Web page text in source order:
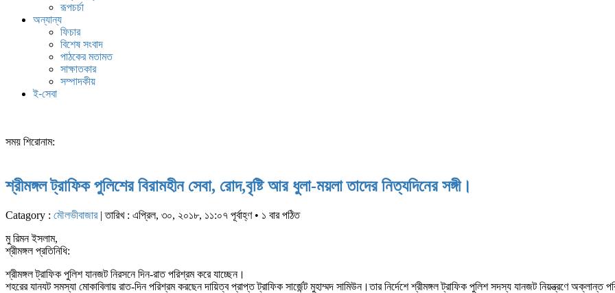
রূপচর্চা
অন্যান্য
ফিচার
বিশেষ সংবাদ
পাঠকের মতামত
সাক্ষাতকার
সম্পাদকীয়
ই-সেবা
সময় শিরোনাম:
শ্রীমঙ্গল ট্রাফিক পুলিশের বিরামহীন সেবা, রোদ,বৃষ্টি আর ধুলা-ময়লা তাদের নিত্যদিনের সঙ্গী।
Catagory : মৌলভীবাজার| তারিখ : এপ্রিল, ৩০, ২০১৮, ১১:০৭ পূর্বাহ্ণ • ১ বার পঠিত
মু রিমন ইসলাম,
শ্রীমঙ্গল প্রতিনিধি:
শ্রীমঙ্গল ট্রাফিক পুলিশ যানজট নিরসনে দিন-রাত পরিশ্রম করে যাচ্ছেন।
শহরের যানযট সমস্যা মোকাবিলায় রাত-দিন পরিশ্রম করছেন দায়িত্ব প্রাপ্ত ট্রাফিক সার্জেন্ট মুহাম্মদ সামিউন।তার নির্দেশে শ্রীমঙ্গল ট্রাফিক পুলিশ সদস্য যানজট নিয়ন্ত্রণে অক্লান্ত